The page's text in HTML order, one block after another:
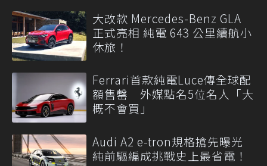
大改款 Mercedes-Benz GLA
正式亮相 純電 643 公里續航小
休旅！
Ferrari首款純電Luce傳全球配
額售罄 外媒點名5位名人「大
概不會買」
Audi A2 e-tron規格搶先曝光
純前驅編成挑戰史上最省電！